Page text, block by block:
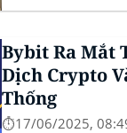
cực Xu hướng:
củng cố đà đi
altcoin...
Bybit Ra Mắt
Dịch Crypto
Thống
⏱️17/06/2025,